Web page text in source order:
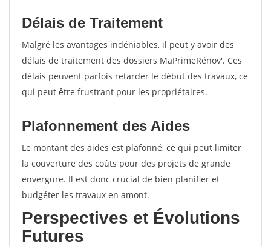
Délais de Traitement
Malgré les avantages indéniables, il peut y avoir des
délais de traitement des dossiers MaPrimeRénov'. Ces
délais peuvent parfois retarder le début des travaux, ce
qui peut être frustrant pour les propriétaires.
Plafonnement des Aides
Le montant des aides est plafonné, ce qui peut limiter
la couverture des coûts pour des projets de grande
envergure. Il est donc crucial de bien planifier et
budgéter les travaux en amont.
Perspectives et Évolutions
Futures